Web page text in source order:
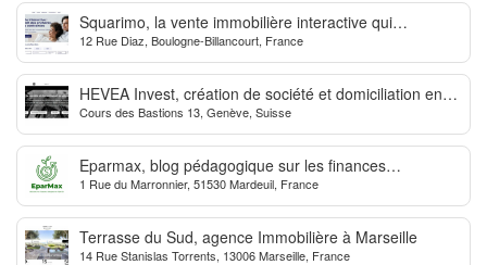
Squarimo, la vente immobilière interactive qui
dynamise les transactions
12 Rue Diaz, Boulogne-Billancourt, France
HEVEA Invest, création de société et domiciliation en
Suisse
Cours des Bastions 13, Genève, Suisse
Eparmax, blog pédagogique sur les finances
personnelles
1 Rue du Marronnier, 51530 Mardeuil, France
Terrasse du Sud, agence Immobilière à Marseille
14 Rue Stanislas Torrents, 13006 Marseille, France